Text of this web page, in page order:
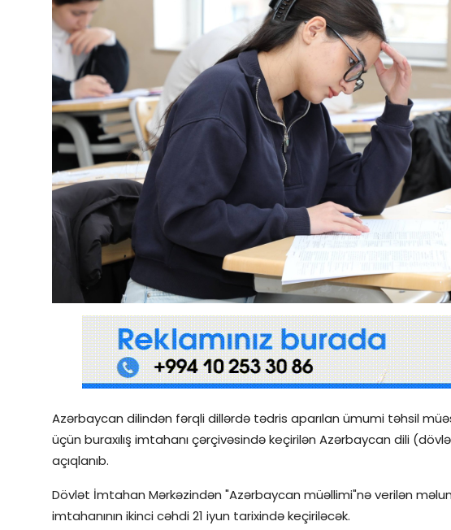
Elm və innovasiya
Reportaj
Pedaqogika
Qəzetin PDF arxivi
İctimai şura
Azərbaycan dilindən fərqli dillərdə tədris aparılan ümumi təhsil
üçün buraxılış imtahanı çərçivəsində keçirilən Azərbaycan dili
açıqlanıb.
Dövlət İmtahan Mərkəzindən "Azərbaycan müəllimi"nə verilən
imtahanının ikinci cəhdi 21 iyun tarixində keçiriləcək.